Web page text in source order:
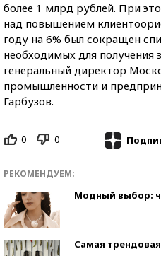
более 1 млрд рублей. При
над повышением
году на 6% был сокращен
необходимых для получения
генеральный директор
промышленности и
Гарбузов.
0 0
РЕКОМЕНДУЕМ:
Модный выбор:
Самая трендовая